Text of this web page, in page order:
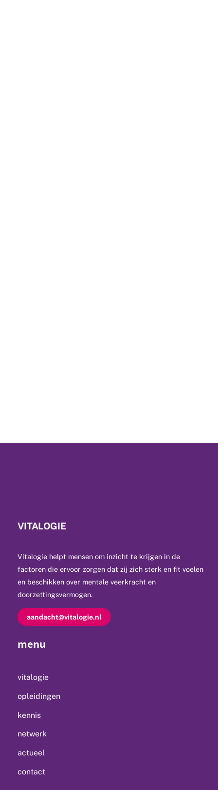
VITALOGIE
Vitalogie helpt mensen om inzicht te krijgen in de
factoren die ervoor zorgen dat zij zich sterk en fit voelen
en beschikken over mentale veerkracht en
doorzettingsvermogen.
aandacht@vitalogie.nl
menu
vitalogie
opleidingen
kennis
netwerk
actueel
contact